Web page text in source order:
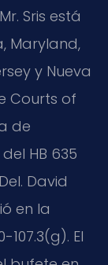
Sris está
Maryland,
y Nueva
Courts of
de
HB 635
David
en la
107.3(g). El